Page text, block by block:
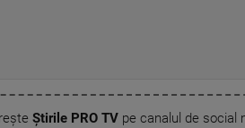
Știrile PRO TVpe canalul de social